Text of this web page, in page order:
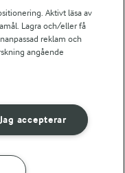
Aktivt läsa av
Lagra och/eller få
reklam och
angående
Jag accepterar